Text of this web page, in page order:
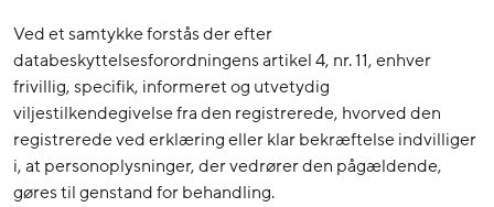
Ved et samtykke forstås der efter
databeskyttelsesforordningens artikel 4, nr. 11, enhver
frivillig, specifik, informeret og utvetydig
viljestilkendegivelse fra den registrerede, hvorved den
registrerede ved erklæring eller klar bekræftelse indvilliger
i, at personoplysninger, der vedrører den pågældende,
gøres til genstand for behandling.